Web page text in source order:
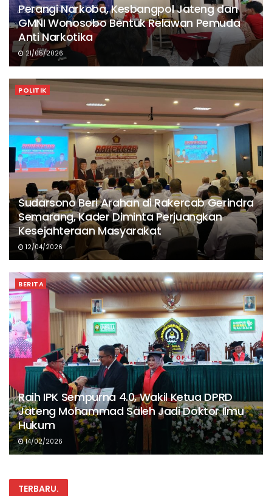
Perangi Narkoba, Kesbangpol Jateng dan
GMNI Wonosobo Bentuk Relawan Pemuda
Anti Narkotika
21/05/2026
POLITIK
Sudarsono Beri Arahan di Rakercab Gerindra
Semarang, Kader Diminta Perjuangkan
Kesejahteraan Masyarakat
12/04/2026
BERITA
Raih IPK Sempurna 4.0, Wakil Ketua DPRD
Jateng Mohammad Saleh Jadi Doktor Ilmu
Hukum
14/02/2026
TERBARU.